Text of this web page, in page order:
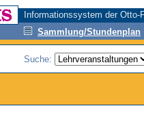
Informationssystem der
Sammlung/Stundenplan
Suche: